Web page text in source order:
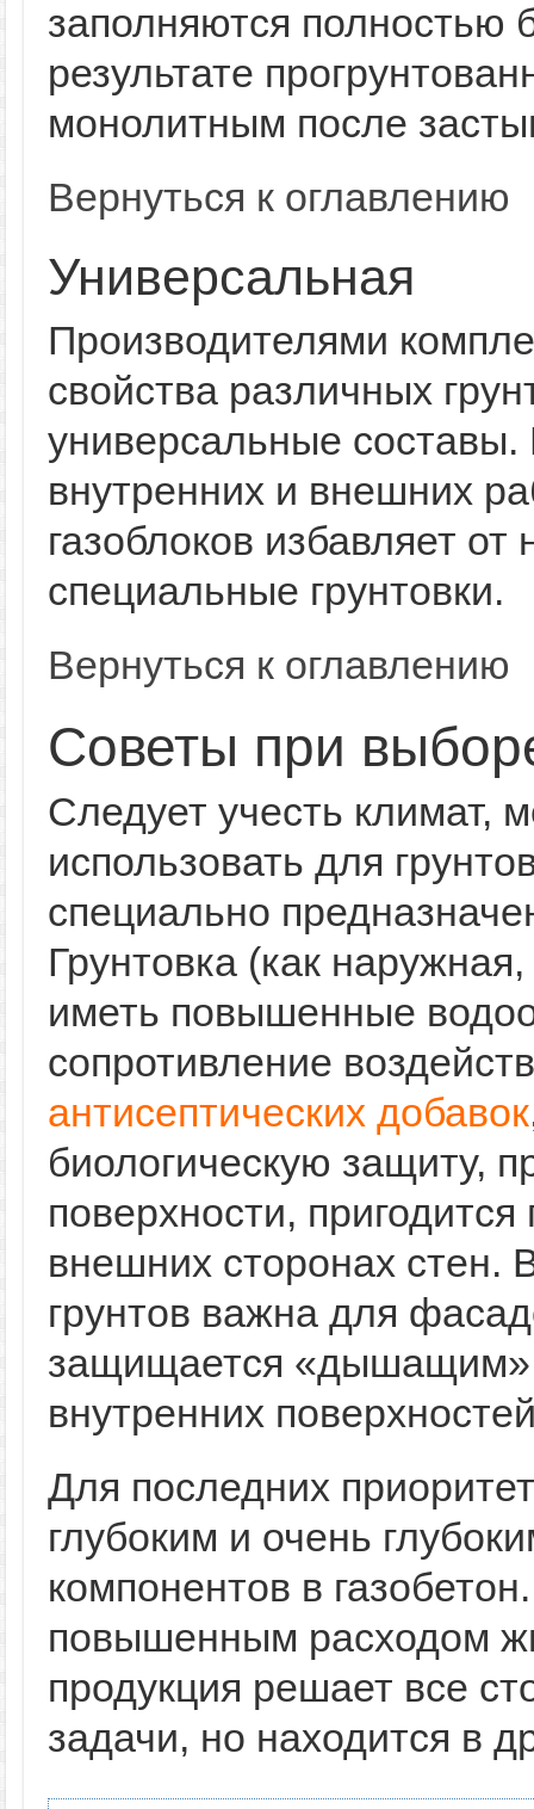
заполняются полностью
результате
монолитным после
Вернуться к оглавлению
Универсальная
Производителями
свойства различных
универсальные
внутренних и внешних
газоблоков избавляет
специальные грунтовки.
Вернуться к оглавлению
Советы при
Следует учесть климат,
использовать для
специально
Грунтовка (как
иметь повышенные
сопротивление
антисептических добавок
биологическую защиту,
поверхности,
внешних сторонах стен.
грунтов важна для
защищается «дышащим»
внутренних
Для последних
глубоким и очень
компонентов в
повышенным расходом
продукция решает все
задачи, но находится в